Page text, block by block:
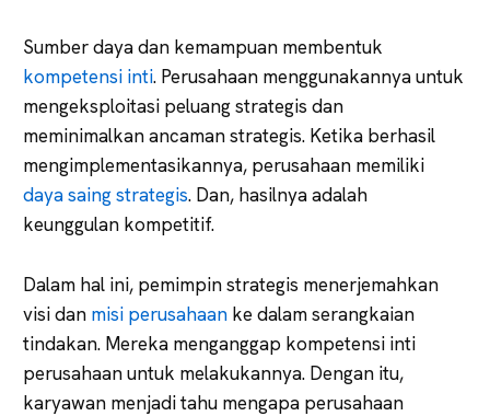
Sumber daya dan kemampuan membentuk
kompetensi inti. Perusahaan menggunakannya untuk
mengeksploitasi peluang strategis dan
meminimalkan ancaman strategis. Ketika berhasil
mengimplementasikannya, perusahaan memiliki
daya saing strategis. Dan, hasilnya adalah
keunggulan kompetitif.
Dalam hal ini, pemimpin strategis menerjemahkan
visi dan misi perusahaan ke dalam serangkaian
tindakan. Mereka menganggap kompetensi inti
perusahaan untuk melakukannya. Dengan itu,
karyawan menjadi tahu mengapa perusahaan